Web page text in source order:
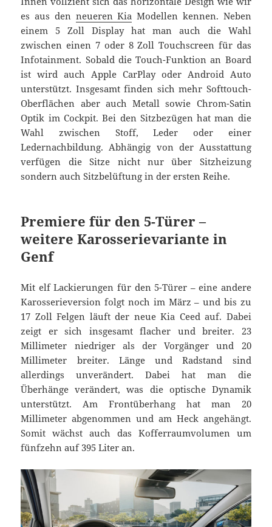
es aus den neueren Kia Modellen kennen. Neben
einem 5 Zoll Display hat man auch die Wahl
zwischen einen 7 oder 8 Zoll Touchscreen für das
Infotainment. Sobald die Touch-Funktion an Board
ist wird auch Apple CarPlay oder Android Auto
unterstützt. Insgesamt finden sich mehr Softtouch-
Oberflächen aber auch Metall sowie Chrom-Satin
Optik im Cockpit. Bei den Sitzbezügen hat man die
Wahl zwischen Stoff, Leder oder einer
Ledernachbildung. Abhängig von der Ausstattung
verfügen die Sitze nicht nur über Sitzheizung
sondern auch Sitzbelüftung in der ersten Reihe.
Premiere für den 5-Türer –
weitere Karosserievariante in
Genf
Mit elf Lackierungen für den 5-Türer – eine andere
Karosserieversion folgt noch im März – und bis zu
17 Zoll Felgen läuft der neue Kia Ceed auf. Dabei
zeigt er sich insgesamt flacher und breiter. 23
Millimeter niedriger als der Vorgänger und 20
Millimeter breiter. Länge und Radstand sind
allerdings unverändert. Dabei hat man die
Überhänge verändert, was die optische Dynamik
unterstützt. Am Frontüberhang hat man 20
Millimeter abgenommen und am Heck angehängt.
Somit wächst auch das Kofferraumvolumen um
fünfzehn auf 395 Liter an.